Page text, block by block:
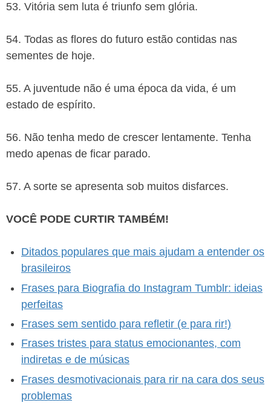
53. Vitória sem luta é triunfo sem glória.
54. Todas as flores do futuro estão contidas nas
sementes de hoje.
55. A juventude não é uma época da vida, é um
estado de espírito.
56. Não tenha medo de crescer lentamente. Tenha
medo apenas de ficar parado.
57. A sorte se apresenta sob muitos disfarces.
VOCÊ PODE CURTIR TAMBÉM!
Ditados populares que mais ajudam a entender os
brasileiros
Frases para Biografia do Instagram Tumblr: ideias
perfeitas
Frases sem sentido para refletir (e para rir!)
Frases tristes para status emocionantes, com
indiretas e de músicas
Frases desmotivacionais para rir na cara dos seus
problemas